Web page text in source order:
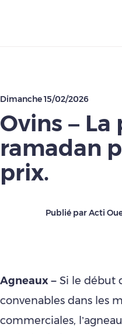
Dimanche 15/02/2026
Ovins –
ramadan
prix.
Publié par Acti
Agneaux – Si le début
convenables dans les
commerciales,